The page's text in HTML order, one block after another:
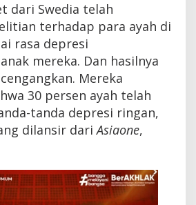
i
B
a
b
y
B
u
e
s
?
m
a
k
dari Swedia telah
terhadap para ayah di
rasa depresi
mereka. Dan hasilnya
Mereka
30 persen ayah telah
tanda depresi ringan,
dilansir dariAsiaone,